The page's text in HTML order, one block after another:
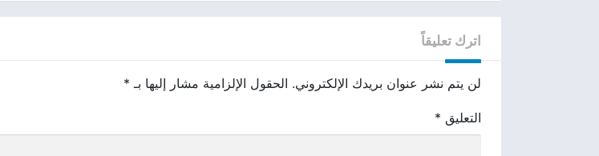
اترك تعليقاً
لن يتم نشر عنوان بريدك الإلكتروني. الحقول الإلزامية مشار إليها بـ *
التعليق *